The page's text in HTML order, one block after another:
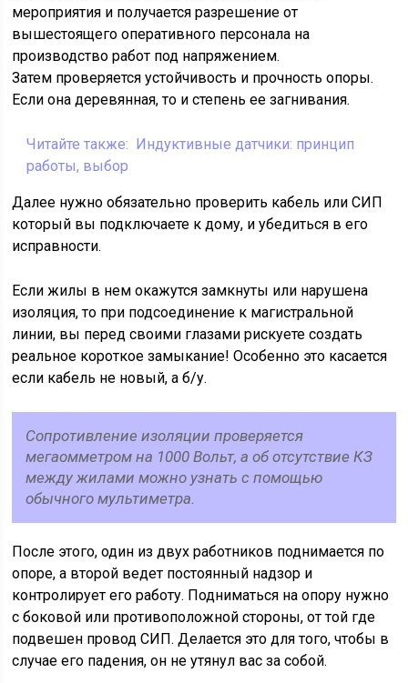
мероприятия и получается разрешение от
вышестоящего оперативного персонала на
производство работ под напряжением.
Затем проверяется устойчивость и прочность опоры.
Если она деревянная, то и степень ее загнивания.
Читайте также: Индуктивные датчики: принцип
работы, выбор
Далее нужно обязательно проверить кабель или СИП
который вы подключаете к дому, и убедиться в его
исправности.
Если жилы в нем окажутся замкнуты или нарушена
изоляция, то при подсоединение к магистральной
линии, вы перед своими глазами рискуете создать
реальное короткое замыкание! Особенно это касается
если кабель не новый, а б/у.
Сопротивление изоляции проверяется
мегаомметром на 1000 Вольт, а об отсутствие КЗ
между жилами можно узнать с помощью
обычного мультиметра.
После этого, один из двух работников поднимается по
опоре, а второй ведет постоянный надзор и
контролирует его работу. Подниматься на опору нужно
с боковой или противоположной стороны, от той где
подвешен провод СИП. Делается это для того, чтобы в
случае его падения, он не утянул вас за собой.